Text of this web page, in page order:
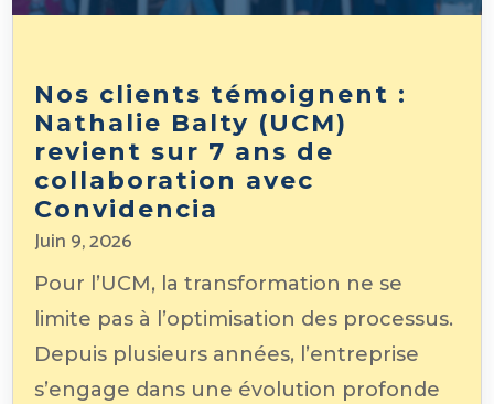
Nos clients témoignent :
Nathalie Balty (UCM)
revient sur 7 ans de
collaboration avec
Convidencia
Juin 9, 2026
Pour l’UCM, la transformation ne se
limite pas à l’optimisation des processus.
Depuis plusieurs années, l’entreprise
s’engage dans une évolution profonde